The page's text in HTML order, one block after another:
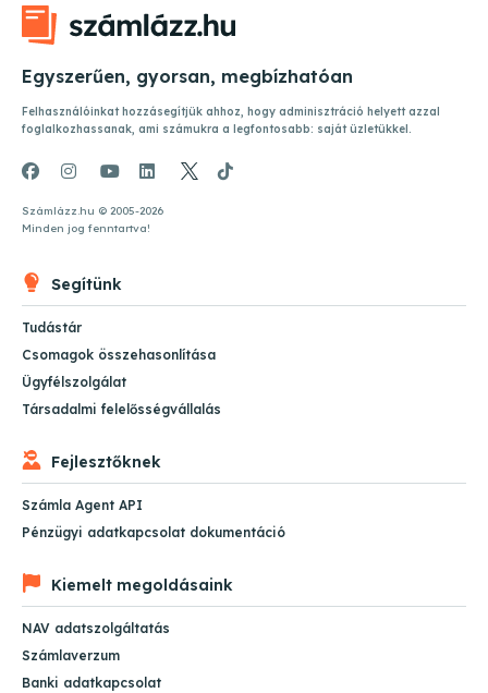
Egyszerűen, gyorsan, megbízhatóan
Felhasználóinkat hozzásegítjük ahhoz, hogy adminisztráció helyett azzal
foglalkozhassanak, ami számukra a legfontosabb: saját üzletükkel.
Számlázz.hu © 2005-2026
Minden jog fenntartva!
Segítünk
Tudástár
Csomagok összehasonlítása
Ügyfélszolgálat
Társadalmi felelősségvállalás
Fejlesztőknek
Számla Agent API
Pénzügyi adatkapcsolat dokumentáció
Kiemelt megoldásaink
NAV adatszolgáltatás
Számlaverzum
Banki adatkapcsolat